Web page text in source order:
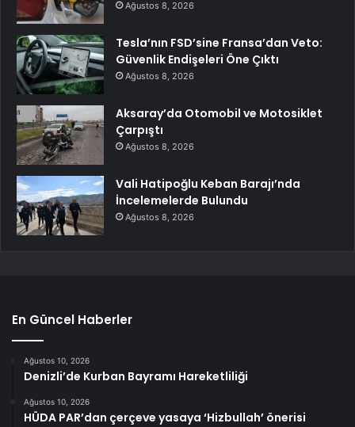
Ağustos 8, 2026
Tesla’nın FSD’sine Fransa’dan Veto:
Güvenlik Endişeleri Öne Çıktı
Ağustos 8, 2026
Aksaray’da Otomobil ve Motosiklet
Çarpıştı
Ağustos 8, 2026
Vali Hatipoğlu Keban Barajı’nda
İncelemelerde Bulundu
Ağustos 8, 2026
En Güncel Haberler
Ağustos 10, 2026
Denizli’de Kurban Bayramı Hareketliliği
Ağustos 10, 2026
HÜDA PAR’dan çerçeve yasaya ‘Hizbullah’ önerisi